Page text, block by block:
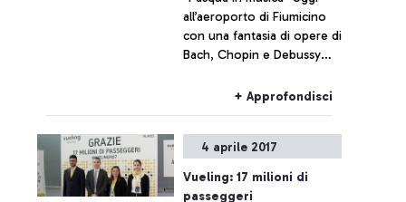
all’aeroporto di Fiumicino
con una fantasia di opere di
Bach, Chopin e Debussy
al volo”, promossa da ADR
e l’Accademia Nazionale di
Santa Cecilia.
+ Approfondisci
4 aprile 2017
Vueling: 17 milioni di
passeggeri